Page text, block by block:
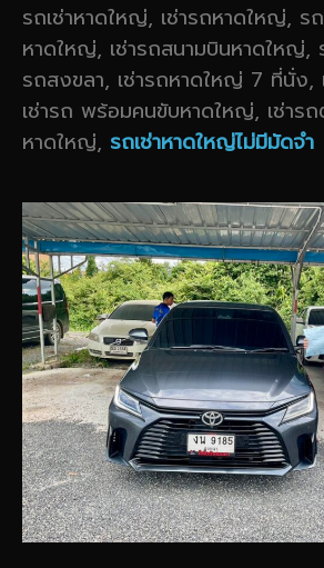
รถเช่าหาดใหญ่, เช่ารถหาดใหญ่, ร
หาดใหญ่, เช่ารถสนามบินหาดใหญ่,
รถสงขลา, เช่ารถหาดใหญ่ 7 ที่นั่ง,
เช่ารถ พร้อมคนขับหาดใหญ่, เช่าร
หาดใหญ่, รถเช่าหาดใหญ่ไม่มีมัดจำ